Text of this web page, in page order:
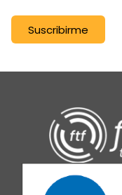
Suscribirme